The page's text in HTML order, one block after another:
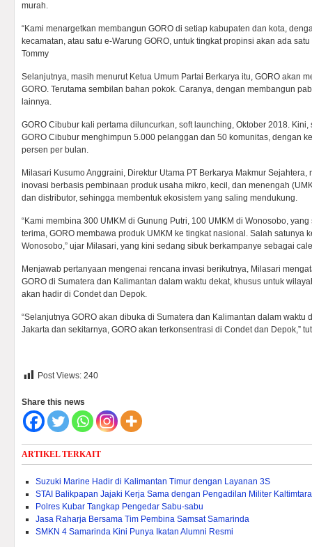
murah.
“Kami menargetkan membangun GORO di setiap kabupaten dan kota,
kecamatan, atau satu e-Warung GORO, untuk tingkat propinsi akan ada
Tommy
Selanjutnya, masih menurut Ketua Umum Partai Berkarya itu, GORO akan
GORO. Terutama sembilan bahan pokok. Caranya, dengan membangun
lainnya.
GORO Cibubur kali pertama diluncurkan, soft launching, Oktober 2018.
GORO Cibubur menghimpun 5.000 pelanggan dan 50 komunitas, dengan
persen per bulan.
Milasari Kusumo Anggraini, Direktur Utama PT Berkarya Makmur Sejahtera,
inovasi berbasis pembinaan produk usaha mikro, kecil, dan menengah
dan distributor, sehingga membentuk ekosistem yang saling mendukung.
“Kami membina 300 UMKM di Gunung Putri, 100 UMKM di Wonosobo,
terima, GORO membawa produk UMKM ke tingkat nasional. Salah satunya
Wonosobo,” ujar Milasari, yang kini sedang sibuk berkampanye sebagai
Menjawab pertanyaan mengenai rencana invasi berikutnya, Milasari
GORO di Sumatera dan Kalimantan dalam waktu dekat, khusus untuk
akan hadir di Condet dan Depok.
“Selanjutnya GORO akan dibuka di Sumatera dan Kalimantan dalam waktu
Jakarta dan sekitarnya, GORO akan terkonsentrasi di Condet dan Depok,”
Post Views: 240
Share this news
ARTIKEL TERKAIT
Suzuki Marine Hadir di Kalimantan Timur dengan Layanan 3S
STAI Balikpapan Jajaki Kerja Sama dengan Pengadilan Militer Kaltimtara
Polres Kubar Tangkap Pengedar Sabu-sabu
Jasa Raharja Bersama Tim Pembina Samsat Samarinda
SMKN 4 Samarinda Kini Punya Ikatan Alumni Resmi